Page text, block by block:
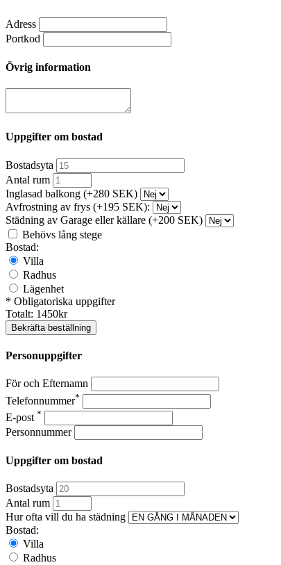
Adress
Portkod
Övrig information
Uppgifter om bostad
Bostadsyta
Antal rum
Inglasad balkong (+280 SEK)
Avfrostning av frys (+195 SEK):
Städning av Garage eller källare (+200 SEK)
Behövs lång stege
Bostad:
Villa
Radhus
Lägenhet
* Obligatoriska uppgifter
Totalt: 1450kr
Bekräfta beställning
Personuppgifter
För och Efternamn
Telefonnummer*
E-post *
Personnummer
Uppgifter om bostad
Bostadsyta
Antal rum
Hur ofta vill du ha städning
Bostad:
Villa
Radhus